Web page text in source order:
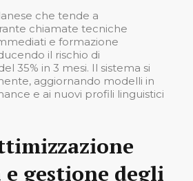
che tende a
chiamate tecniche
e formazione
il rischio di
35% in 3 mesi. Il sistema si
aggiornando modelli in
e ai nuovi profili linguistici
gestione degli